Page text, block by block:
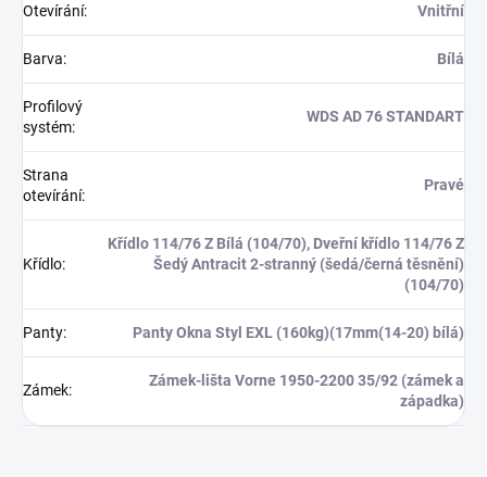
Otevírání: Vnitřní
Barva: Bílá
Profilový
systém:
WDS AD 76 STANDART
Strana
otevírání:
Pravé
Křídlo:
Křídlo 114/76 Z Bílá (104/70), Dveřní křídlo 114/76 Z
Šedý Antracit 2-stranný (šedá/černá těsnění)
(104/70)
Panty: Panty Okna Styl EXL (160kg)(17mm(14-20) bílá)
Zámek:
Zámek-lišta Vorne 1950-2200 35/92 (zámek a
západka)